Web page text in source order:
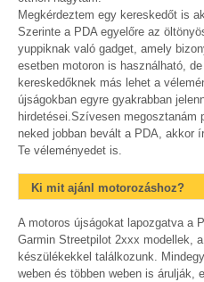
Megkérdeztem egy kereskedőt is
Szerinte a PDA egyelőre az
yuppiknak való gadget, amely
esetben motoron is használható,
kereskedőknek más lehet a
újságokban egyre gyakrabban
hirdetései.Szívesen
neked jobban bevált a PDA, akkor
Te véleményedet is.
Ki mit ajánl motorozáshoz?
A motoros újságokat lapozgatva a
Garmin Streetpilot 2xxx modellek,
készülékekkel találkozunk.
weben és többen weben is árulják,